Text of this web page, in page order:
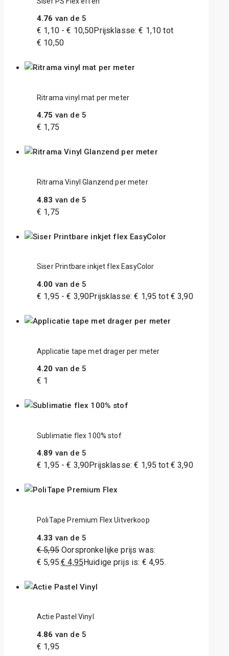
4.76 van de 5
€ 1,10 - € 10,50Prijsklasse: € 1,10 tot
€ 10,50
Ritrama vinyl mat per meter
4.75 van de 5
€ 1,75
Ritrama Vinyl Glanzend per meter
4.83 van de 5
€ 1,75
Siser Printbare inkjet flex EasyColor
4.00 van de 5
€ 1,95 - € 3,90Prijsklasse: € 1,95 tot € 3,90
Applicatie tape met drager per meter
4.20 van de 5
€ 1
Sublimatie flex 100% stof
4.89 van de 5
€ 1,95 - € 3,90Prijsklasse: € 1,95 tot € 3,90
PoliTape Premium Flex Uitverkoop
4.33 van de 5
€5,95 Oorspronkelijke prijs was:
€ 5,95.€ 4,95Huidige prijs is: € 4,95.
Actie Pastel Vinyl
4.86 van de 5
€ 1,95